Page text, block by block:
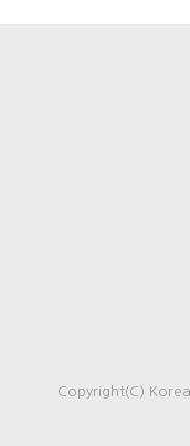
Copyright(C)